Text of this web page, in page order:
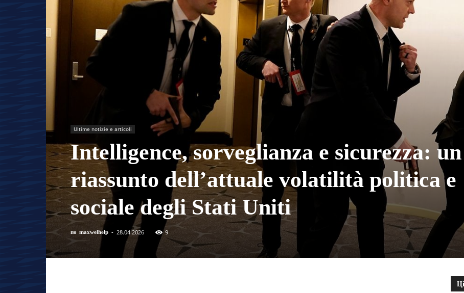
Ultime notizie e articoli
Intelligence, sorveglianza e sicurezza: un
riassunto dell’attuale volatilità politica e
sociale degli Stati Uniti
по maxwelhelp - 28.04.2026 9